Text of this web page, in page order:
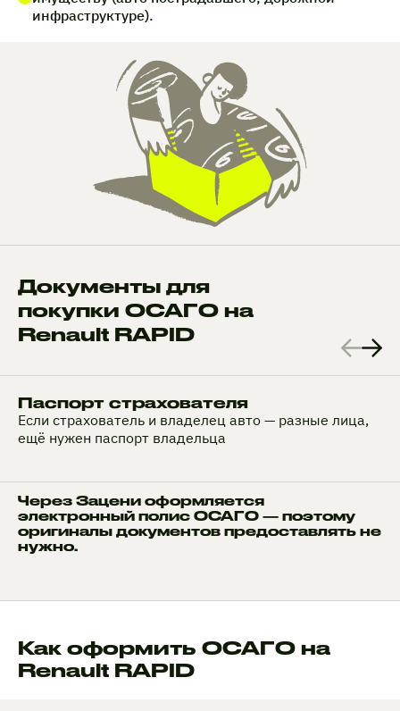
инфраструктуре).
Документы для
покупки ОСАГО на
Renault RAPID
Паспорт страхователя
Если страхователь и владелец авто — разные лица,
ещё нужен паспорт владельца
Через Зацени оформляется
электронный полис ОСАГО — поэтому
оригиналы документов предоставлять не
нужно.
Как оформить ОСАГО на
Renault RAPID